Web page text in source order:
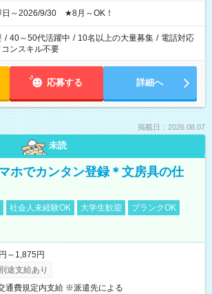
日～2026/9/30 ★8月～OK！
/ 40～50代活躍中 / 10名以上の大量募集 / 電話対応
ンスキル不要
応募する 詳細へ
掲載日：2026.08.07
未読
ホでカンタン登録＊文房具の仕
社会人未経験OK 大学生歓迎
ブランクOK
～1,875円
途支給あり
通費規定内支給 ※派遣先による